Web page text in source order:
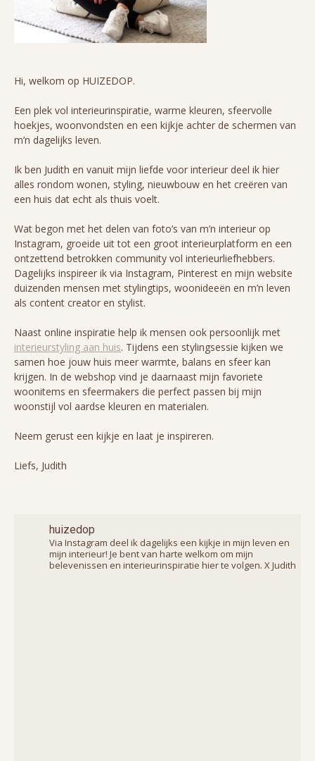
Hi, welkom op HUIZEDOP.
Een plek vol interieurinspiratie, warme kleuren, sfeervolle
hoekjes, woonvondsten en een kijkje achter de schermen van
m’n dagelijks leven.
Ik ben Judith en vanuit mijn liefde voor interieur deel ik hier
alles rondom wonen, styling, nieuwbouw en het creëren van
een huis dat echt als thuis voelt.
Wat begon met het delen van foto’s van m’n interieur op
Instagram, groeide uit tot een groot interieurplatform en een
ontzettend betrokken community vol interieurliefhebbers.
Dagelijks inspireer ik via Instagram, Pinterest en mijn website
duizenden mensen met stylingtips, woonideeën en m’n leven
als content creator en stylist.
Naast online inspiratie help ik mensen ook persoonlijk met
interieurstyling aan huis. Tijdens een stylingsessie kijken we
samen hoe jouw huis meer warmte, balans en sfeer kan
krijgen. In de webshop vind je daarnaast mijn favoriete
woonitems en sfeermakers die perfect passen bij mijn
woonstijl vol aardse kleuren en materialen.
Neem gerust een kijkje en laat je inspireren.
Liefs, Judith
huizedop
Via Instagram deel ik dagelijks een kijkje in mijn leven en
mijn interieur! Je bent van harte welkom om mijn
belevenissen en interieurinspiratie hier te volgen. X Judith